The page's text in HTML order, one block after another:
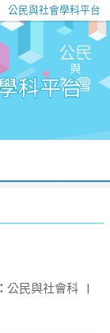
公民與社會學科平台
公民與社會科 |